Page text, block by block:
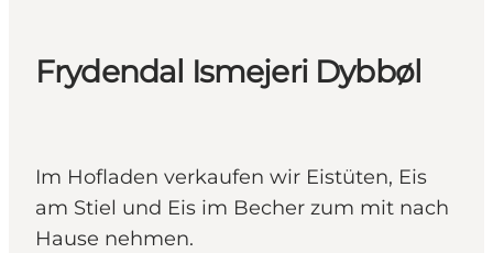
Frydendal Ismejeri Dybbøl
Im Hofladen verkaufen wir Eistüten, Eis
am Stiel und Eis im Becher zum mit nach
Hause nehmen.